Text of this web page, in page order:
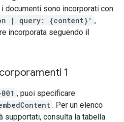
documenti sono incorporati con
| query: {content}' ,
incorporata seguendo il
1
, puoi specificare
. Per un elenco
consulta la tabella